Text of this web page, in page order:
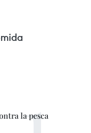
la pesca